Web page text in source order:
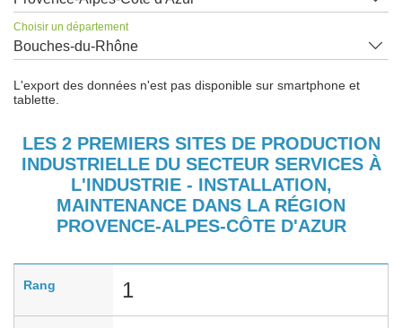
Choisir un département
Bouches-du-Rhône
L'export des données n'est pas disponible sur smartphone et
tablette.
LES 2 PREMIERS SITES DE PRODUCTION
INDUSTRIELLE DU SECTEUR SERVICES À
L'INDUSTRIE - INSTALLATION,
MAINTENANCE DANS LA RÉGION
PROVENCE-ALPES-CÔTE D'AZUR
Rang 1